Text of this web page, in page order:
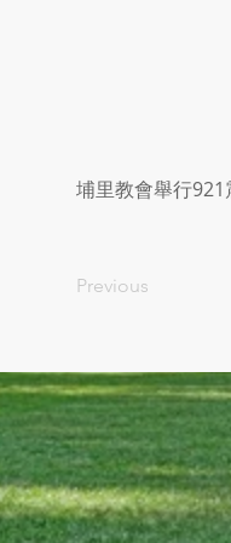
埔里教會舉行921
Previous